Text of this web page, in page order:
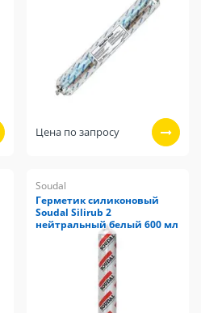
Цена по запросу
Soudal
Герметик силиконовый
Soudal Silirub 2
нейтральный белый 600 мл